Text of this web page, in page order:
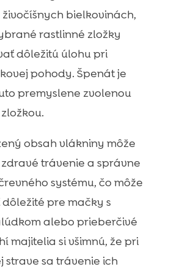
bielkovinách,
rastlinné zložky
dôležitú úlohu pri
pohody. Špenát je
premyslene zvolenou
obsah vlákniny môže
trávenie a správne
systému, čo môže
pre mačky s
alebo prieberčivé
majitelia si všimnú, že pri
strave sa trávenie ich